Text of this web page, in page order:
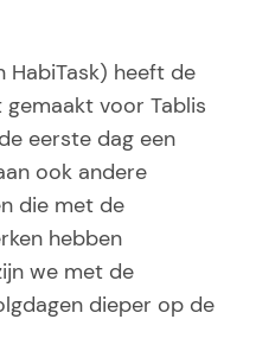
HabiTask) heeft de
voor Tablis
eerste dag een
ook andere
die met de
hebben
we met de
dieper op de